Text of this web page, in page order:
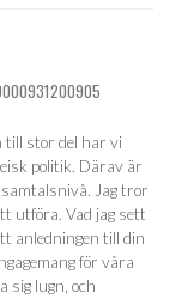
till stor del har vi
politik. Därav är
Jag tror
utföra. Vad jag sett
anledningen till din
för våra
sig lugn, och